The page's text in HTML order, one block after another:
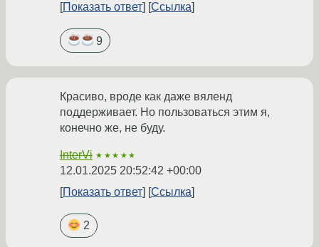
Показать ответ
Ссылка
9
Красиво, вроде как даже вяленд
поддерживает. Но пользоваться этим я,
конечно же, не буду.
InterVi ★★★★★
12.01.2025 20:52:42 +00:00
Показать ответ
Ссылка
2